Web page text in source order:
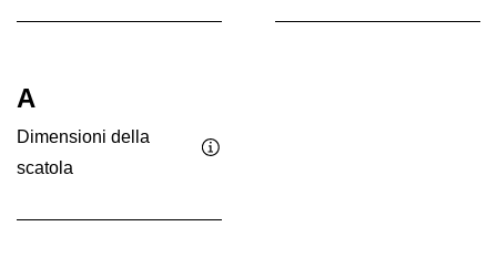
A
Dimensioni della
scatola